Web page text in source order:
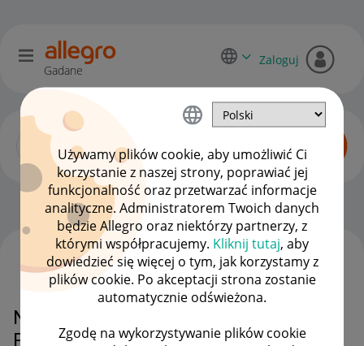
Używamy plików cookie, aby umożliwić Ci
korzystanie z naszej strony, poprawiać jej
funkcjonalność oraz przetwarzać informacje
analityczne. Administratorem Twoich danych
będzie Allegro oraz niektórzy partnerzy, z
którymi współpracujemy. Kliknij tutaj, aby
dowiedzieć się więcej o tym, jak korzystamy z
plików cookie. Po akceptacji strona zostanie
automatycznie odświeżona.
Zgodę na wykorzystywanie plików cookie
Gadane
Zaloguj
Początkujący sprzedawcy OPCJE
Nie mogę zrealizować zwrotu,
Pilna pomoc
WSZYSTKIE TEMATY